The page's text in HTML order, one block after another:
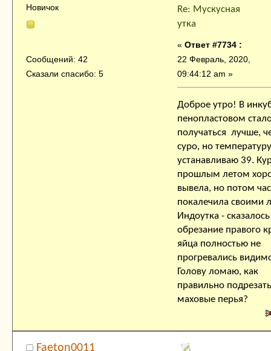
Новичок
Сообщений: 42
Сказали спасибо: 5
Re: Мускусная
утка
« Ответ #7734 :
22 Февраль, 2020,
09:44:12 am »
Доброе утро! В
пенопластовом
получаться лучше,
суро, но температуру
устанавливаю 39.
прошлым летом
вывела, но потом
покалечила своими
Индоутка - сказалось
обрезание правого
яйца полностью не
прогревались
Голову ломаю, как
правильно подрезать
маховые перья?
Faeton0011